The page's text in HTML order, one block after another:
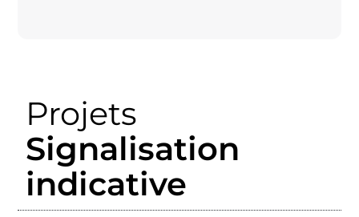
Projets
Signalisation
indicative